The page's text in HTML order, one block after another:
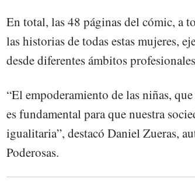
En total, las 48 páginas del cómic, a
las historias de todas estas mujeres,
desde diferentes ámbitos
“El empoderamiento de las niñas,
es fundamental para que nuestra
igualitaria”, destacó Daniel Zueras,
Poderosas.